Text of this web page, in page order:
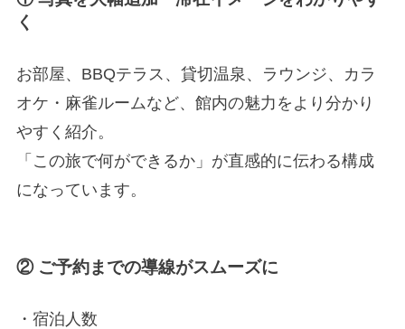
く
お部屋、BBQテラス、貸切温泉、ラウンジ、カラ
オケ・麻雀ルームなど、館内の魅力をより分かり
やすく紹介。
「この旅で何ができるか」が直感的に伝わる構成
になっています。
② ご予約までの導線がスムーズに
・宿泊人数